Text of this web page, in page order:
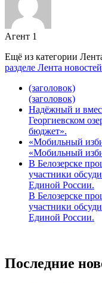
Агент 1
Ещё из категории
разделе Лента
(заголовок)
(заголовок)
Надёжный и
Георгиевском
бюджет».
«Мобильный
«Мобильный
В Белозерске
участники
Единой России.
В Белозерске
участники
Единой России.
Последние